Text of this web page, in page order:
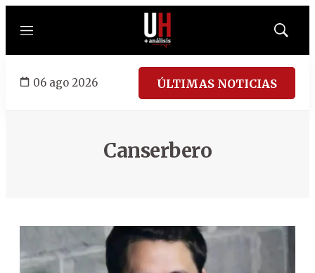
Menú
Mostrar
06 ago 2026 ÚLTIMAS NOTICIAS
Canserbero